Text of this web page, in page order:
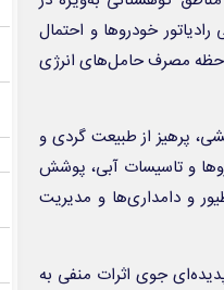
خودروها و احتمال
مصرف حامل‌های انرژی
پرهیز از طبیعت گردی و
و تاسیسات آبی، پوشش
و دامداری‌ها و مدیریت
جوی اثرات منفی به